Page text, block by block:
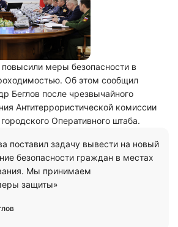
меры безопасности в
Об этом сообщил
Беглов после чрезвычайного
Антитеррористической комиссии
Оперативного штаба.
поставил задачу вывести на новый
безопасности граждан в местах
Мы принимаем
защиты»